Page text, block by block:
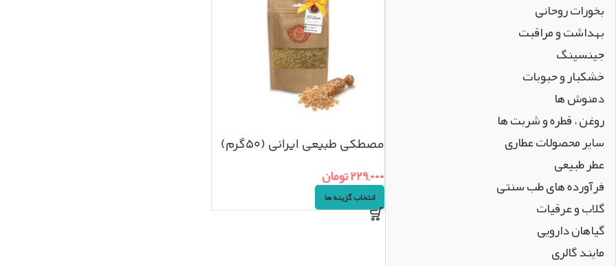
بخورات روحانی
بهداشت و مراقبت
جینسینگ
خشکبار و حبوبات
دمنوش ها
روغن ، قطره و شربت ها
سایر محصولات عطاری
عطر طبیعی
فرآورده های طب سنتی
گلاب و عرقیات
گیاهان دارویی
مایند گالری
مصطکی طبیعی ایرانی (۵۰گرم)
۲۲۹,۰۰۰تومان
انتخاب گزینه ها